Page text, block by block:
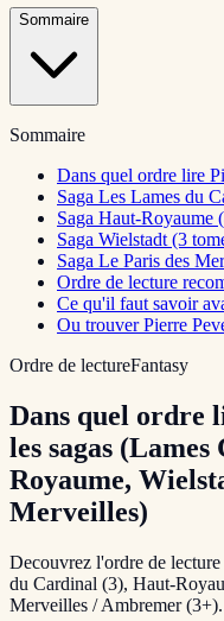
Sommaire
Sommaire
Dans quel ordre lire
Saga Les Lames du
Saga Haut-Royaume
Saga Wielstadt (3
Saga Le Paris des
Ordre de lecture
Ce qu'il faut savoir
Ou trouver Pierre
Ordre de lectureFantasy
Dans quel ordre
les sagas
Royaume,
Merveilles)
Decouvrez l'ordre de lecture
du Cardinal (3), Haut-
Merveilles / Ambremer